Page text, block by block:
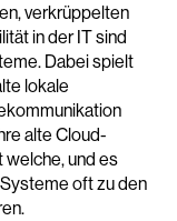
verkrüppelten
in der IT sind
Dabei spielt
lokale
alte Cloud-
welche, und es
oft zu den